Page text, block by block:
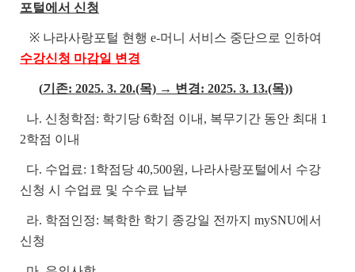
포털에서 신청
※ 나라사랑포털 현행 e-머니 서비스 중단으로 인하여
수강신청 마감일 변경
(기존: 2025. 3. 20.(목) → 변경: 2025. 3. 13.(목))
나. 신청학점: 학기당 6학점 이내, 복무기간 동안 최대 1
2학점 이내
다. 수업료: 1학점당 40,500원, 나라사랑포털에서 수강
신청 시 수업료 및 수수료 납부
라. 학점인정: 복학한 학기 종강일 전까지 mySNU에서
신청